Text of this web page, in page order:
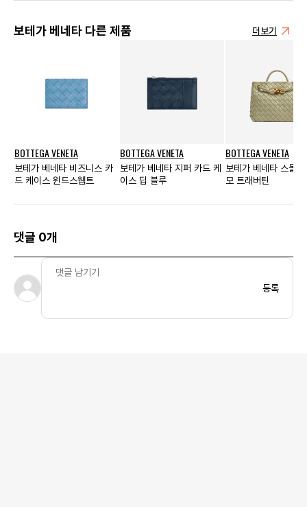
보테가 베네타 다른 제품 더보기
BOTTEGA VENETA
보테가 베네타 비즈니스 카
드 케이스 윈드스웹트
BOTTEGA VENETA
보테가 베네타 지퍼 카드 케
이스 딥 블루
BOTTEGA VENETA
보테가 베네타 스몰
모 트래버틴
댓글 0개
등록